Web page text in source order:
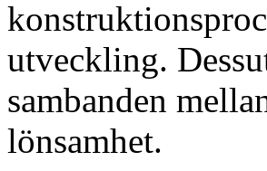
utveckling.
sambanden
lönsamhet.